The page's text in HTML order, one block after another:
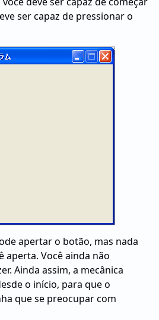
ser capaz de pressionar o
apertar o botão, mas nada
aperta. Você ainda não
Ainda assim, a mecânica
o início, para que o
que se preocupar com